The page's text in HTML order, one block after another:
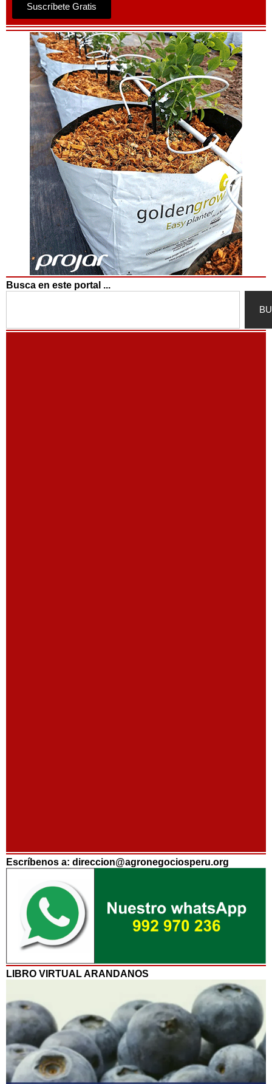
Suscríbete Gratis
Busca en este portal ...
Escríbenos a: direccion@agronegociosperu.org
LIBRO VIRTUAL ARANDANOS